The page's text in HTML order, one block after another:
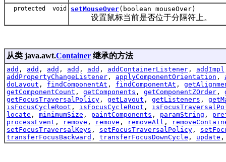
protected void setMouseOver(boolean mouseOver)
设置鼠标当前是否位于分隔符上。
从类 java.awt.Container 继承的方法
add , add , add , add , add , addContainerListener , addImpl
addPropertyChangeListener , applyComponentOrientation ,
doLayout , findComponentAt , findComponentAt ,
getComponentCount , getComponents , getComponentZOrder ,
getFocusTraversalPolicy , getLayout , getListeners ,
isFocusCycleRoot , isFocusCycleRoot ,
locate , minimumSize , paintComponents , paramString ,
processEvent , remove , remove , removeAll ,
setFocusTraversalKeys , setFocusTraversalPolicy ,
transferFocusBackward , transferFocusDownCycle , update